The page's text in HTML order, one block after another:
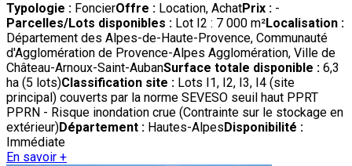
Typologie : FoncierOffre : Location, AchatPrix : -
Parcelles/Lots disponibles : Lot I2 : 7 000 m²Localisation :
Département des Alpes-de-Haute-Provence, Communauté
d'Agglomération de Provence-Alpes Agglomération, Ville de
Château-Arnoux-Saint-AubanSurface totale disponible : 6,3
ha (5 lots)Classification site : Lots I1, I2, I3, I4 (site
principal) couverts par la norme SEVESO seuil haut PPRT
PPRN - Risque inondation crue (Contrainte sur le stockage en
extérieur)Département : Hautes-AlpesDisponibilité :
Immédiate
En savoir +